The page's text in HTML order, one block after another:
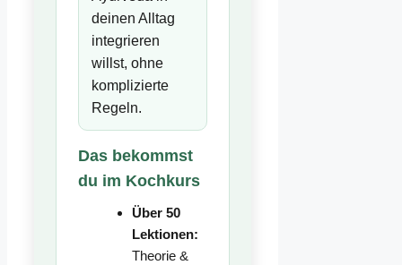
deinen Alltag
integrieren
willst, ohne
komplizierte
Regeln.
Das bekommst
du im Kochkurs
Über 50
Lektionen:
Theorie &